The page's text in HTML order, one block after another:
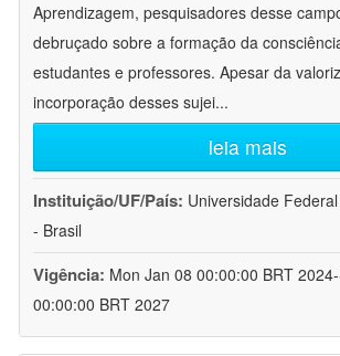
Aprendizagem, pesquisadores desse
debruçado sobre a formação da
estudantes e professores. Apesar da
incorporação desses sujei...
leia mais
Instituição/UF/País: Universidade
- Brasil
Vigência: Mon Jan 08 00:00:00 BRT
00:00:00 BRT 2027